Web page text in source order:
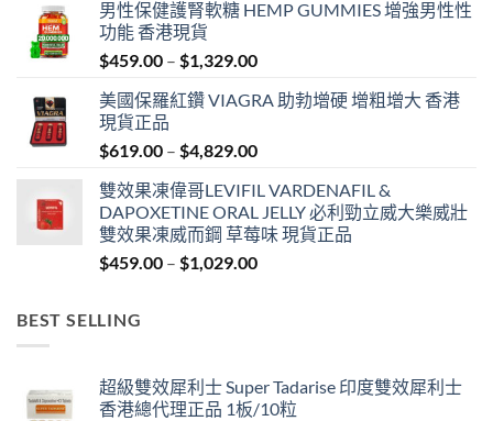
男性保健護腎軟糖 HEMP GUMMIES 增強男性性
功能 香港現貨
$459.00 – $1,329.00Price
$459.00
$1,329.00
美國保羅紅鑽 VIAGRA 助勃增硬 增粗增大 香港
現貨正品
$619.00 – $4,829.00Price
$619.00
through
$4,829.00
雙效果凍偉哥LEVIFIL VARDENAFIL &
DAPOXETINE ORAL JELLY 必利勁立威大樂威壯
雙效果凍威而鋼 草莓味 現貨正品
$459.00 – $1,029.00Price
BEST SELLING
超級雙效犀利士 Super Tadarise 印度雙效犀利士
香港總代理正品 1板/10粒